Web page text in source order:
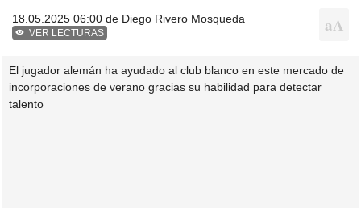
18.05.2025 06:00 de Diego Rivero Mosqueda
VER LECTURAS
El jugador alemán ha ayudado al club blanco en este mercado de
incorporaciones de verano gracias su habilidad para detectar
talento